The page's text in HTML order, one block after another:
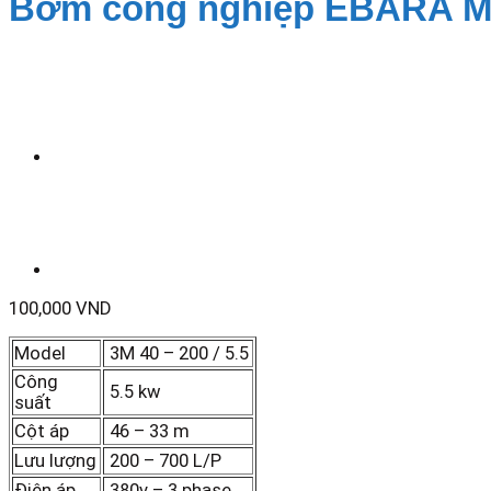
100,000 VND
Model
3M 40 – 200 / 5.5
Công
suất
5.5 kw
Cột áp
46 – 33 m
Lưu lượng
200 – 700 L/P